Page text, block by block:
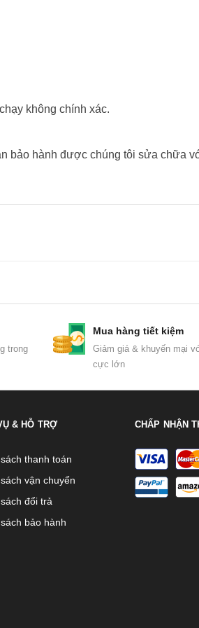
không chính xác.
bảo hành được chúng tôi sửa chữa
trong
Mua hàng tiết kiệm
Giảm giá & khuyến mại
cực lớn
& HỖ TRỢ
thanh toán
vận chuyển
đổi trả
bảo hành
CHẤP NHẬN